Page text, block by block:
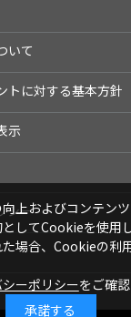
いて
トに対する基本方針
示
シー
上およびコンテン
してCookieを使用
場合、Cookieの利
ーポリシーをご確認
承諾する